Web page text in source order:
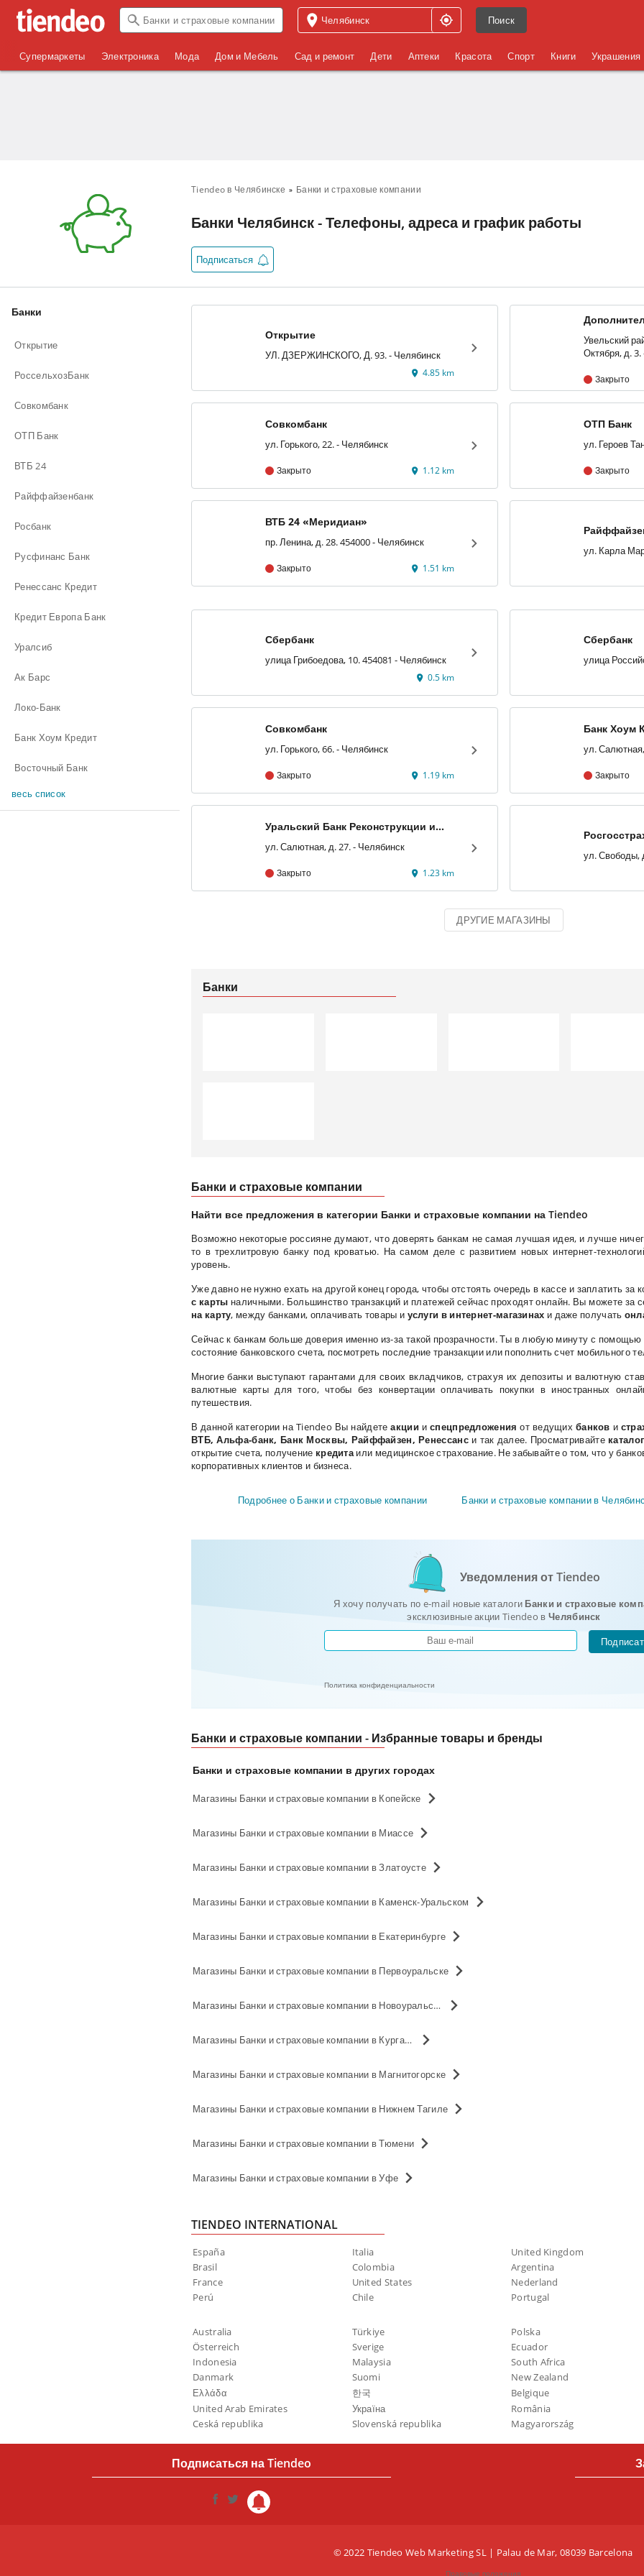
Поиск
Супермаркеты Электроника Мода Дом и Мебель Сад и ремонт Дети Аптеки Красота Спорт Книги Украшения
Tiendeo в Челябинске Банки и страховые компании
Банки Челябинск - Телефоны, адреса и график работы
Подписаться
Банки
Открытие
РоссельхозБанк
Совкомбанк
ОТП Банк
ВТБ 24
Райффайзенбанк
Росбанк
Русфинанс Банк
Ренессанс Кредит
Кредит Европа Банк
Уралсиб
Ак Барс
Локо-Банк
Банк Хоум Кредит
Восточный Банк
весь список
Открытие
УЛ. ДЗЕРЖИНСКОГО, Д. 93. - Челябинск
4.85 km
Увельский
Закрыто
Совкомбанк
ул. Горького, 22. - Челябинск
Закрыто 1.12 km
ОТП Банк
Закрыто
ВТБ 24 «Меридиан»
пр. Ленина, д. 28. 454000 - Челябинск
Закрыто 1.51 km
Сбербанк
улица Грибоедова, 10. 454081 - Челябинск
0.5 km
Сбербанк
улица
Совкомбанк
ул. Горького, 66. - Челябинск
Закрыто 1.19 km
Банк Хоум
Закрыто
Уральский Банк Реконструкции и
ул. Салютная, д. 27. - Челябинск
Закрыто 1.23 km
ДРУГИЕ МАГАЗИНЫ
Банки
Банки и страховые компании
Найти все предложения в категории Банки и страховые компании на Tiendeo
Возможно некоторые россияне думают, что доверять банкам не самая лучшая идея, и лучше
то в трехлитровую банку под кроватью. На самом деле с развитием новых интернет-
уровень.
Уже давно не нужно ехать на другой конец города, чтобы отстоять очередь в кассе и заплатить
с карты наличными. Большинство транзакций и платежей сейчас проходят онлайн. Вы можете за
на карту, между банками, оплачивать товары и услуги в интернет-магазинах и даже получать
Сейчас к банкам больше доверия именно из-за такой прозрачности. Ты в любую минуту с помощью
состояние банковского счета, посмотреть последние транзакции или пополнить счет мобильного
Многие банки выступают гарантами для своих вкладчиков, страхуя их депозиты и валютную
валютные карты для того, чтобы без конвертации оплачивать покупки в иностранных
путешествия.
В данной категории на Tiendeo Вы найдетеакции испецпредложения от ведущих банков и
ВТБ, Альфа-банк, Банк Москвы, Райффайзен, Ренессанс и так далее. Просматривайте
открытие счета, получение кредитаили медицинскоестрахование. Не забывайте о том, что у
корпоративных клиентов и бизнеса.
Подробнее о Банки и страховые компании Банки и страховые компании в
Уведомления от Tiendeo
Я хочу получать по e-mail новые каталоги Банки и страховые
эксклюзивные акции Tiendeo в Челябинск
Политика конфиденциальности
Банки и страховые компании - Избранные товары и бренды
Банки и страховые компании в других городах
Магазины Банки и страховые компании в Копейске
Магазины Банки и страховые компании в Миассе
Магазины Банки и страховые компании в Златоусте
Магазины Банки и страховые компании в Каменск-Уральском
Магазины Банки и страховые компании в Екатеринбурге
Магазины Банки и страховые компании в Первоуральске
Магазины Банки и страховые компании в Новоуральске
Магазины Банки и страховые компании в Кургане
Магазины Банки и страховые компании в Магнитогорске
Магазины Банки и страховые компании в Нижнем Тагиле
Магазины Банки и страховые компании в Тюмени
Магазины Банки и страховые компании в Уфе
TIENDEO INTERNATIONAL
España Italia
United Kingdom
Brasil
Colombia
Argentina
France
United States
Nederland
Perú
Chile Portugal
Australia Türkiye
Polska
Österreich
Sverige
Ecuador
Indonesia
Malaysia
South Africa
Danmark
Suomi
New Zealand
Ελλάδα
한국
Belgique
United Arab Emirates
Україна
România
Ceská republika
Slovenská republika Magyarország
Подписаться на Tiendeo
© 2022 Tiendeo Web Marketing SL | Palau de Mar, 08039 Barcelona
Правовые положения